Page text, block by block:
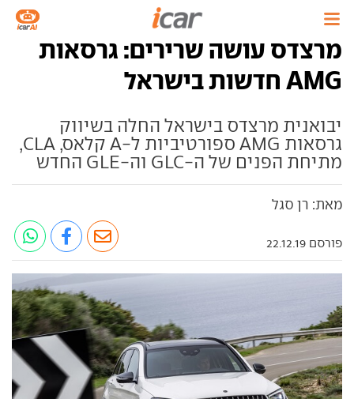
מרצדס עושה שרירים: גרסאות
AMG חדשות בישראל
יבואנית מרצדס בישראל החלה בשיווק
גרסאות AMG ספורטיביות ל-A קלאס, CLA,
מתיחת הפנים של ה-GLC וה-GLE החדש
מאת: רן סגל
פורסם 22.12.19